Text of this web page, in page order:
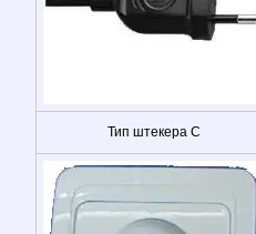
Тип штекера C